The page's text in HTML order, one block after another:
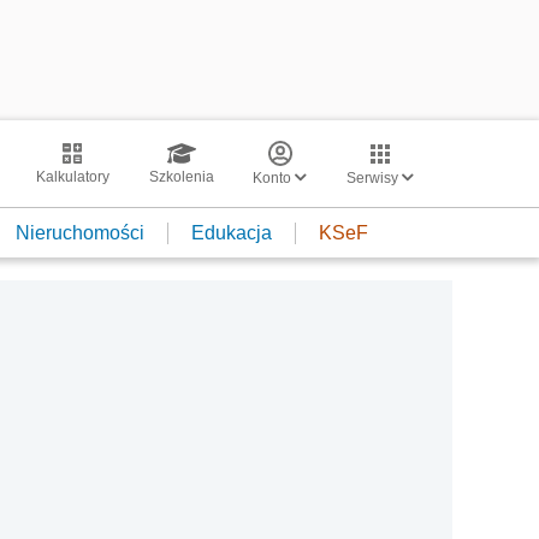
Kalkulatory Szkolenia Konto Serwisy
Nieruchomości Edukacja KSeF